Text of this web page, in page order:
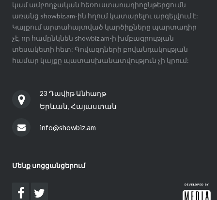
կամ ամբողջական հեռուստառադիոընթերցումն
առանց showbiz.am-ին հղում կատարելու արգելվում է:
Կայքում արտահայտված կարծիքները պարտադիր
չէ, որ համընկնեն showbiz.am-ի խմբագրության
տեսակետի հետ: Գովազդների բովանդակության
համար կայքը պատասխանատվություն չի կրում:
23 Դավիթ Անհաղթ
Երևան, Հայաստան
info@showbiz.am
Մենք սոցցանցերում